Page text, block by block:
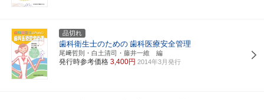
品切れ
歯科衛生士のための 歯科医療安全管理
尾﨑哲則・白土清司・藤井一維 編
発行時参考価格 3,400円 2014年3月発行